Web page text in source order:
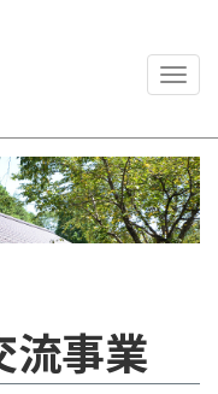
流事業